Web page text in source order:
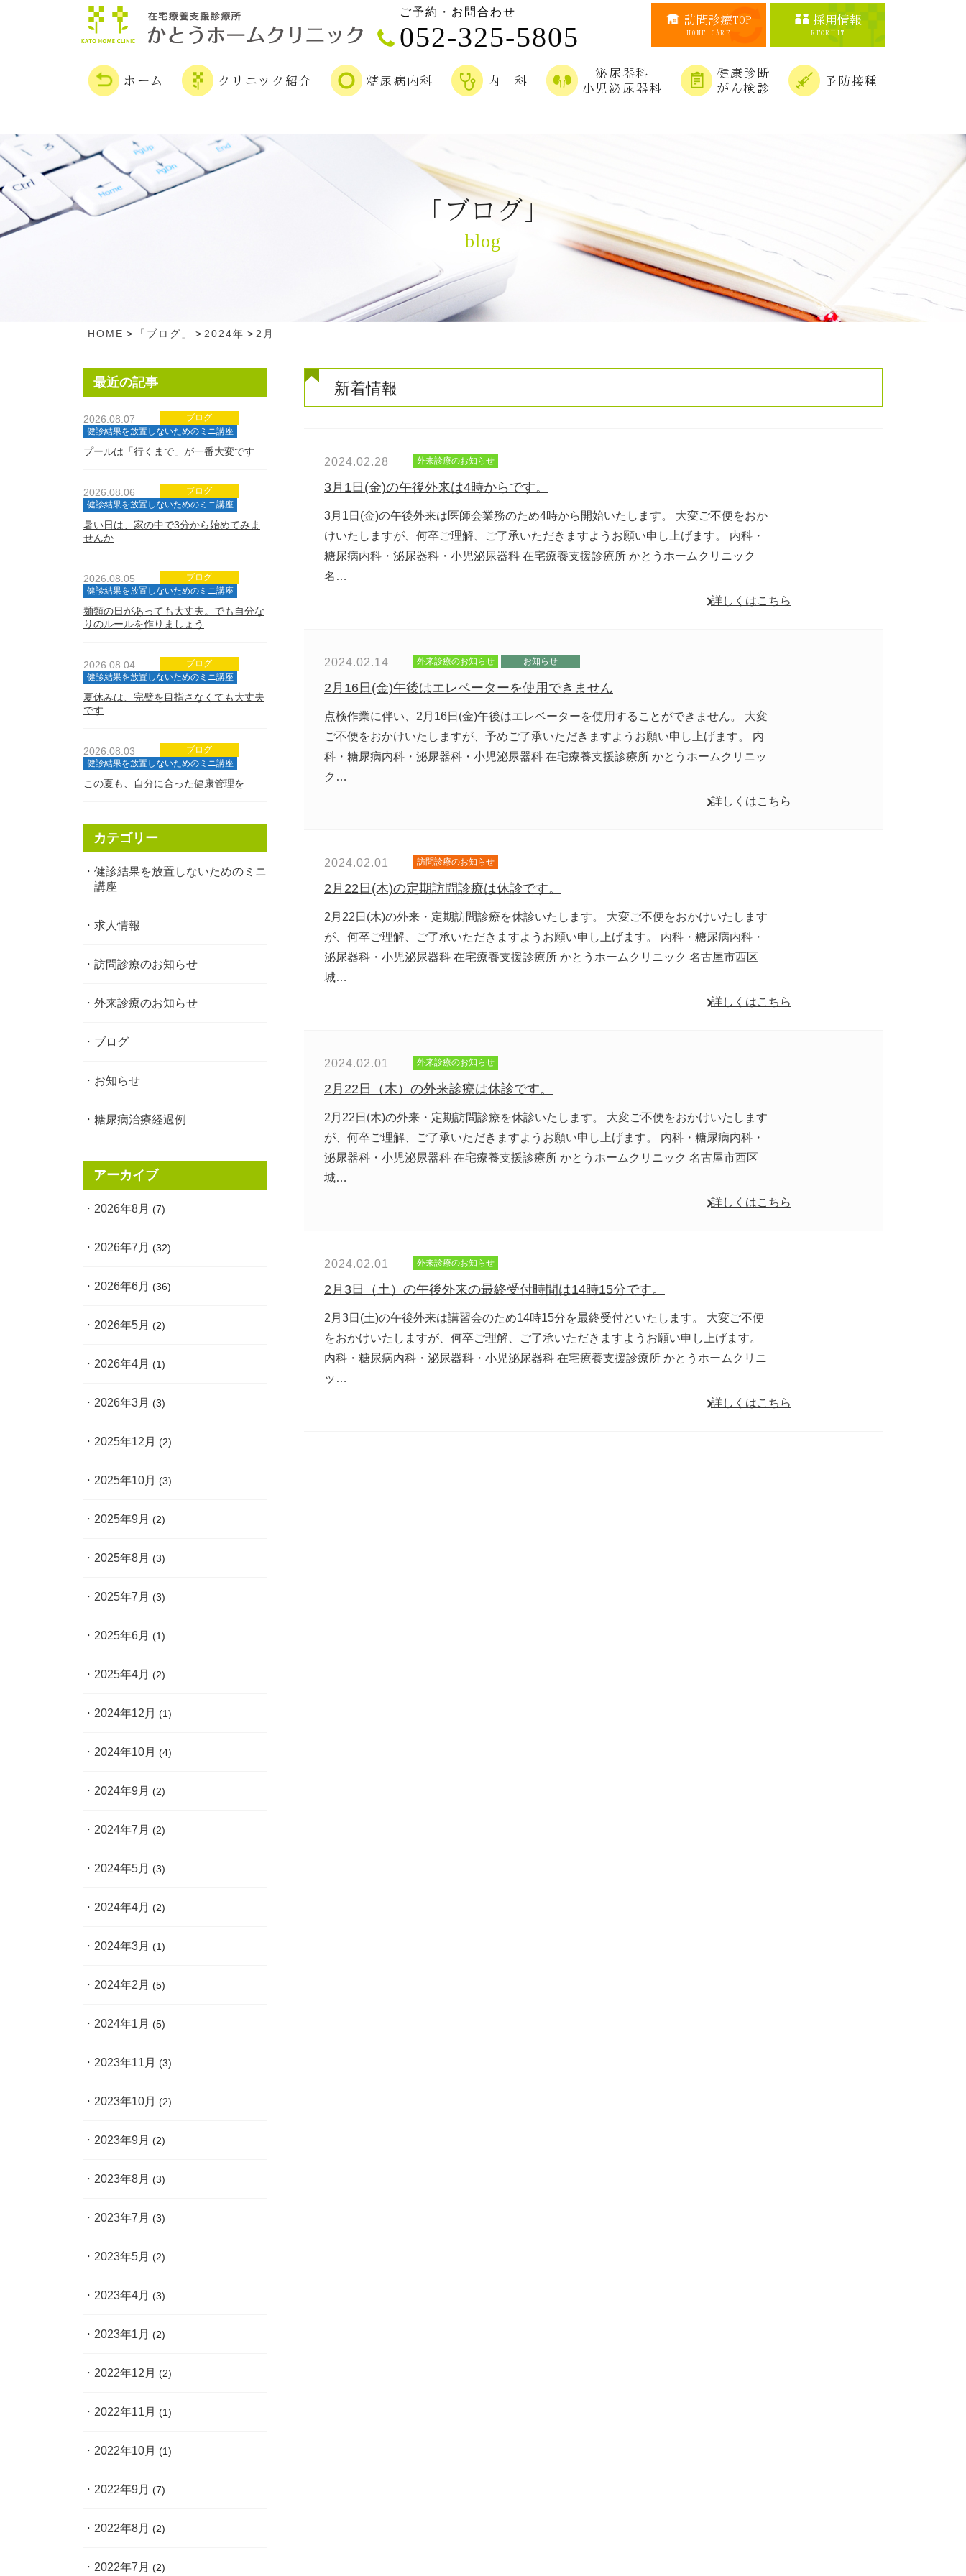
ご予約・お問合わせ
052-325-5805
訪問診療TOP
HOME CARE
採用情報
RECRUIT
ホーム クリニック紹介 糖尿病内科 内 科
泌尿器科
小児泌尿器科
健康診断
がん検診
予防接種
「ブログ」
blog
HOME > 「ブログ」 > 2024年 > 2月
最近の記事
2026.08.07
ブログ
健診結果を放置しないためのミニ講座
プールは「行くまで」が一番大変です
2026.08.06
ブログ
健診結果を放置しないためのミニ講座
暑い日は、家の中で3分から始めてみま
せんか
2026.08.05
ブログ
健診結果を放置しないためのミニ講座
麺類の日があっても大丈夫。でも自分な
りのルールを作りましょう
2026.08.04
ブログ
健診結果を放置しないためのミニ講座
夏休みは、完璧を目指さなくても大丈夫
です
2026.08.03
ブログ
健診結果を放置しないためのミニ講座
この夏も、自分に合った健康管理を
カテゴリー
健診結果を放置しないためのミニ
講座
求人情報
訪問診療のお知らせ
外来診療のお知らせ
ブログ
お知らせ
糖尿病治療経過例
アーカイブ
2026年8月 (7)
2026年7月 (32)
2026年6月 (36)
2026年5月 (2)
2026年4月 (1)
2026年3月 (3)
2025年12月 (2)
2025年10月 (3)
2025年9月 (2)
2025年8月 (3)
2025年7月 (3)
2025年6月 (1)
2025年4月 (2)
2024年12月 (1)
2024年10月 (4)
2024年9月 (2)
2024年7月 (2)
2024年5月 (3)
2024年4月 (2)
2024年3月 (1)
2024年2月 (5)
2024年1月 (5)
2023年11月 (3)
2023年10月 (2)
2023年9月 (2)
2023年8月 (3)
2023年7月 (3)
2023年5月 (2)
2023年4月 (3)
2023年1月 (2)
2022年12月 (2)
2022年11月 (1)
2022年10月 (1)
2022年9月 (7)
2022年8月 (2)
2022年7月 (2)
新着情報
2024.02.28 外来診療のお知らせ
3月1日(金)の午後外来は4時からです。
3月1日(金)の午後外来は医師会業務のため4時から開始いたします。 大変ご不便をおか
けいたしますが、何卒ご理解、ご了承いただきますようお願い申し上げます。 内科・
糖尿病内科・泌尿器科・小児泌尿器科 在宅療養支援診療所 かとうホームクリニック
名…
詳しくはこちら
2024.02.14 外来診療のお知らせ お知らせ
2月16日(金)午後はエレベーターを使用できません
点検作業に伴い、2月16日(金)午後はエレベーターを使用することができません。 大変
ご不便をおかけいたしますが、予めご了承いただきますようお願い申し上げます。 内
科・糖尿病内科・泌尿器科・小児泌尿器科 在宅療養支援診療所 かとうホームクリニッ
ク…
詳しくはこちら
2024.02.01 訪問診療のお知らせ
2月22日(木)の定期訪問診療は休診です。
2月22日(木)の外来・定期訪問診療を休診いたします。 大変ご不便をおかけいたします
が、何卒ご理解、ご了承いただきますようお願い申し上げます。 内科・糖尿病内科・
泌尿器科・小児泌尿器科 在宅療養支援診療所 かとうホームクリニック 名古屋市西区
城…
詳しくはこちら
2024.02.01 外来診療のお知らせ
2月22日（木）の外来診療は休診です。
2月22日(木)の外来・定期訪問診療を休診いたします。 大変ご不便をおかけいたします
が、何卒ご理解、ご了承いただきますようお願い申し上げます。 内科・糖尿病内科・
泌尿器科・小児泌尿器科 在宅療養支援診療所 かとうホームクリニック 名古屋市西区
城…
詳しくはこちら
2024.02.01 外来診療のお知らせ
2月3日（土）の午後外来の最終受付時間は14時15分です。
2月3日(土)の午後外来は講習会のため14時15分を最終受付といたします。 大変ご不便
をおかけいたしますが、何卒ご理解、ご了承いただきますようお願い申し上げます。
内科・糖尿病内科・泌尿器科・小児泌尿器科 在宅療養支援診療所 かとうホームクリニ
ッ…
詳しくはこちら